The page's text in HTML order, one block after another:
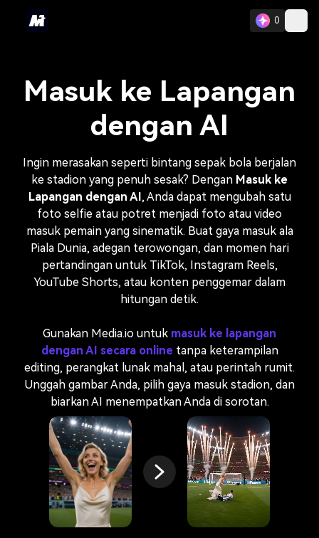
0
Masuk ke Lapangan
dengan AI
Ingin merasakan seperti bintang sepak bola berjalan
ke stadion yang penuh sesak? Dengan Masuk ke
Lapangan dengan AI, Anda dapat mengubah satu
foto selfie atau potret menjadi foto atau video
masuk pemain yang sinematik. Buat gaya masuk ala
Piala Dunia, adegan terowongan, dan momen hari
pertandingan untuk TikTok, Instagram Reels,
YouTube Shorts, atau konten penggemar dalam
hitungan detik.
Gunakan Media.io untuk masuk ke lapangan
dengan AI secara online tanpa keterampilan
editing, perangkat lunak mahal, atau perintah rumit.
Unggah gambar Anda, pilih gaya masuk stadion, dan
biarkan AI menempatkan Anda di sorotan.